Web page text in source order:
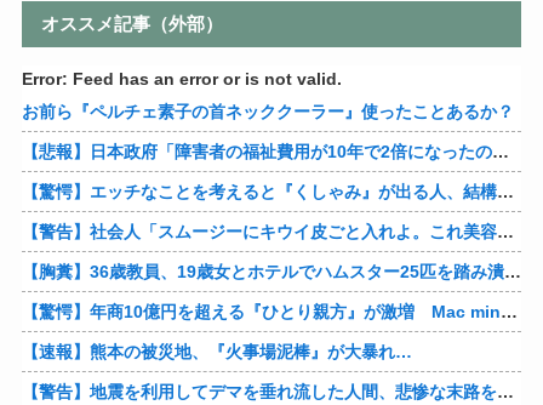
オススメ記事（外部）
Error: Feed has an error or is not valid.
お前ら『ペルチェ素子の首ネッククーラー』使ったことあるか？
【悲報】日本政府「障害者の福祉費用が10年で2倍になったので抑制します」
【驚愕】エッチなことを考えると『くしゃみ』が出る人、結構いると判明
【警告】社会人「スムージーにキウイ皮ごと入れよ。これ美容にいいんだよね〜」→ 結果…
【胸糞】36歳教員、19歳女とホテルでハムスター25匹を踏み潰すなどして逮捕
【驚愕】年商10億円を超える『ひとり親方』が激増 Mac miniを大量購入しAIを従業員に
【速報】熊本の被災地、『火事場泥棒』が大暴れ…
【警告】地震を利用してデマを垂れ流した人間、悲惨な末路を迎える…